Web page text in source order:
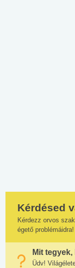
Kérdésed
Kérdezz orvos
égető problémáidra!
Mit
Üdv!